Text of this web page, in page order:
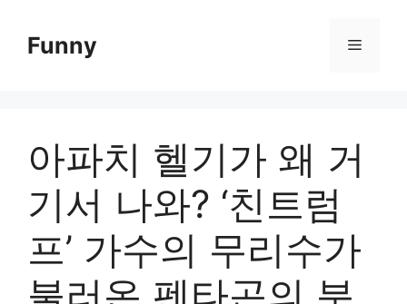
contentFunny Menu
아파치 헬기가 왜 거
기서 나와? ‘친트럼
프’ 가수의 무리수가
불러온 펜타곤의 분